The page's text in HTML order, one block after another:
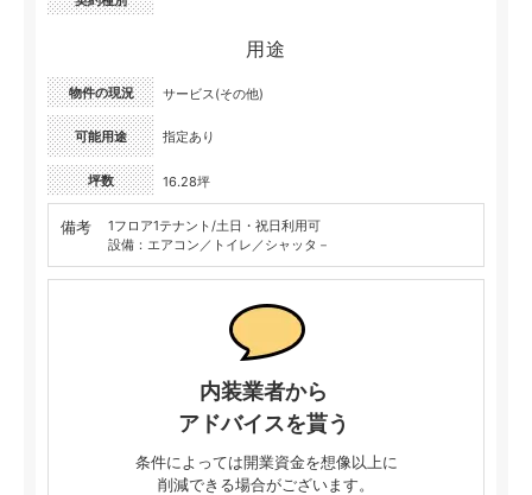
用途
物件の現況 サービス(その他)
可能用途 指定あり
坪数 16.28坪
備考
1フロア1テナント/土日・祝日利用可
設備：エアコン／トイレ／シャッタ－
内装業者から
アドバイスを貰う
条件によっては開業資金を想像以上に
削減できる場合がございます。